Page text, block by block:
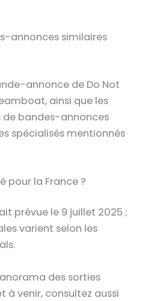
annonces similaires
annonce de Do Not
ainsi que les
de bandes-annonces
spécialisés mentionnés
pour la France ?
prévue le 9 juillet 2025 ;
varient selon les
des sorties
à venir, consultez aussi